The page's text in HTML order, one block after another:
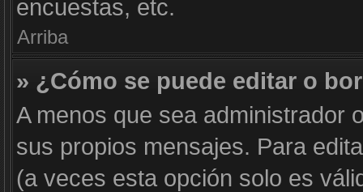
encuestas, etc.
Arriba
» ¿Cómo se puede editar o
A menos que sea administrador
sus propios mensajes. Para
(a veces esta opción solo es